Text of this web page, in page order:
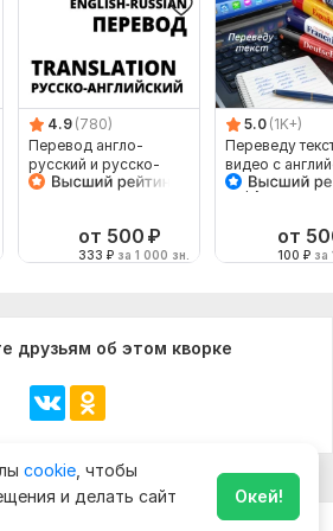
и развлечения,Работа, карьера
Русский
5 листов
4.9 (780)
Перевод англо-
русский и русско-
английский
от 500 ₽
333 ₽ за 1 000 зн.
5.0 (1K+)
Переведу
видео с
на русский и
от
100 ₽ за
друзьям об этом кворке
cookie , чтобы
и делать сайт
Окей!